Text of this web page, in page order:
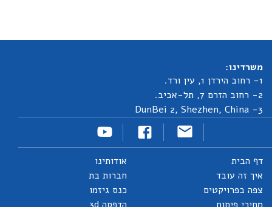
משרדינו:
1- רחוב הירדן 1, עין ורד.
2- רחוב הזרם 7, תל-אביב.
3- DunBei 2, Shezhen, China
דף הבית
איך זה עובד
צפה בפרויקטים
אודותינו
חברות בת
כנס גיזמו